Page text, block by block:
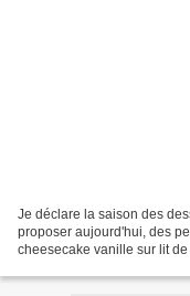
Je déclare la saison des
proposer aujourd'hui, des
cheesecake vanille sur lit de